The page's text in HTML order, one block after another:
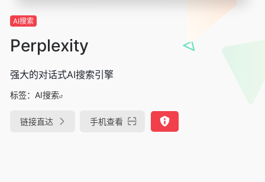
AI搜索
Perplexity
强大的对话式AI搜索引擎
标签： AI搜索
链接直达 手机查看